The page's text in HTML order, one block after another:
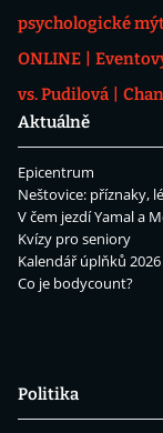
psychologické
ONLINE
vs. Pudilová
Aktuálně
Epicentrum
Neštovice: příznaky,
V čem jezdí Yamal a
Kvízy pro seniory
Kalendář úplňků 2026
Co je bodycount?
Politika